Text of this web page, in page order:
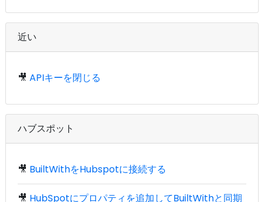
近い
🎥 APIキーを閉じる
ハブスポット
🎥 BuiltWithをHubspotに接続する
🎥 HubSpotにプロパティを追加してBuiltWithと同期